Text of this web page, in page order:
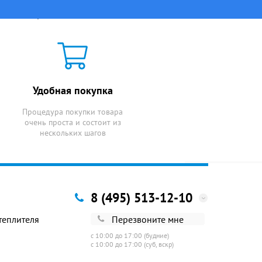
Удобная покупка
Процедура покупки товара
очень проста и состоит из
нескольких шагов
8 (495) 513-12-10
Перезвоните мне
с 10:00 до 17:00 (будние)
с 10:00 до 17:00 (суб, вскр)